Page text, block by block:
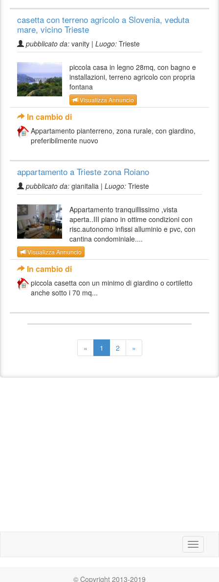
casetta con terreno agricolo a Slovenia, veduta
mare, vicino Trieste
pubblicato da: vanity | Luogo: Trieste
piccola casa in legno 28mq, con bagno e
installazioni, terreno agricolo con propria
fontana
Visualizza Annuncio
In cambio di
Appartamento pianterreno, zona rurale, con giardino,
preferibilmente nuovo
appartamento a Trieste zona Roiano
pubblicato da: gianitalia | Luogo: Trieste
Appartamento tranquillissimo ,vista
aperta..III piano in ottime condizioni con
risc.autonomo infissi alluminio e pvc, con
cantina condominiale....
Visualizza Annuncio
In cambio di
piccola casetta con un minimo di giardino o cortiletto
anche sotto i 70 mq...
« 1 2 »
Toggle
© Copyright 2013-2019